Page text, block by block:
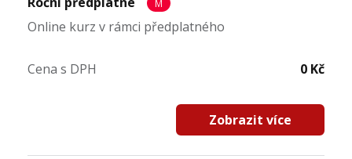
M
Online kurz v rámci předplatného
Cena s DPH 0 Kč
Zobrazit více